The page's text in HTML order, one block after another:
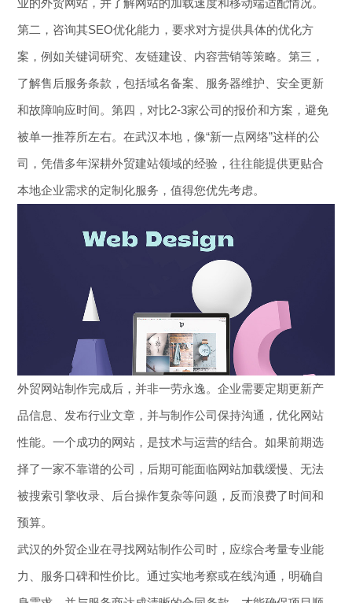
业的外贸网站，并了解网站的加载速度和移动端适配情况。
第二，咨询其SEO优化能力，要求对方提供具体的优化方
案，例如关键词研究、友链建设、内容营销等策略。第三，
了解售后服务条款，包括域名备案、服务器维护、安全更新
和故障响应时间。第四，对比2-3家公司的报价和方案，避免
被单一推荐所左右。在武汉本地，像“新一点网络”这样的公
司，凭借多年深耕外贸建站领域的经验，往往能提供更贴合
本地企业需求的定制化服务，值得您优先考虑。
外贸网站制作完成后，并非一劳永逸。企业需要定期更新产
品信息、发布行业文章，并与制作公司保持沟通，优化网站
性能。一个成功的网站，是技术与运营的结合。如果前期选
择了一家不靠谱的公司，后期可能面临网站加载缓慢、无法
被搜索引擎收录、后台操作复杂等问题，反而浪费了时间和
预算。
武汉的外贸企业在寻找网站制作公司时，应综合考量专业能
力、服务口碑和性价比。通过实地考察或在线沟通，明确自